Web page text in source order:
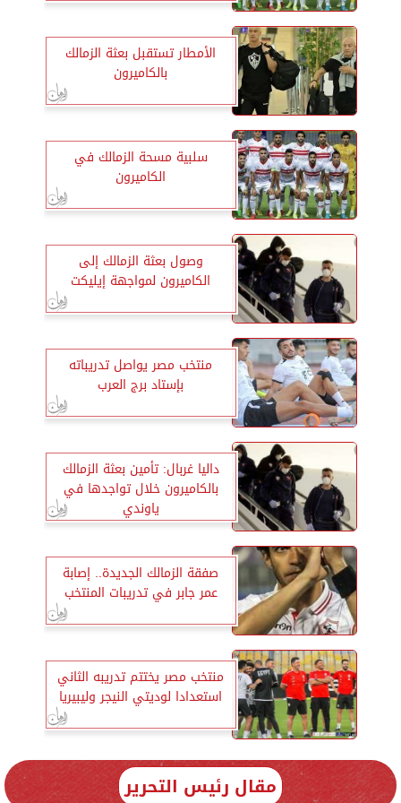
الأمطار تستقبل بعثة الزمالك
بالكاميرون
سلبية مسحة الزمالك في
الكاميرون
وصول بعثة الزمالك إلى
الكاميرون لمواجهة إيليكت
منتخب مصر يواصل تدريباته
بإستاد برج العرب
داليا غربال: تأمين بعثة الزمالك
بالكاميرون خلال تواجدها في
ياوندي
صفقة الزمالك الجديدة.. إصابة
عمر جابر في تدريبات المنتخب
منتخب مصر يختتم تدريبه الثاني
استعدادا لوديتي النيجر وليبيريا
مقال رئيس التحرير